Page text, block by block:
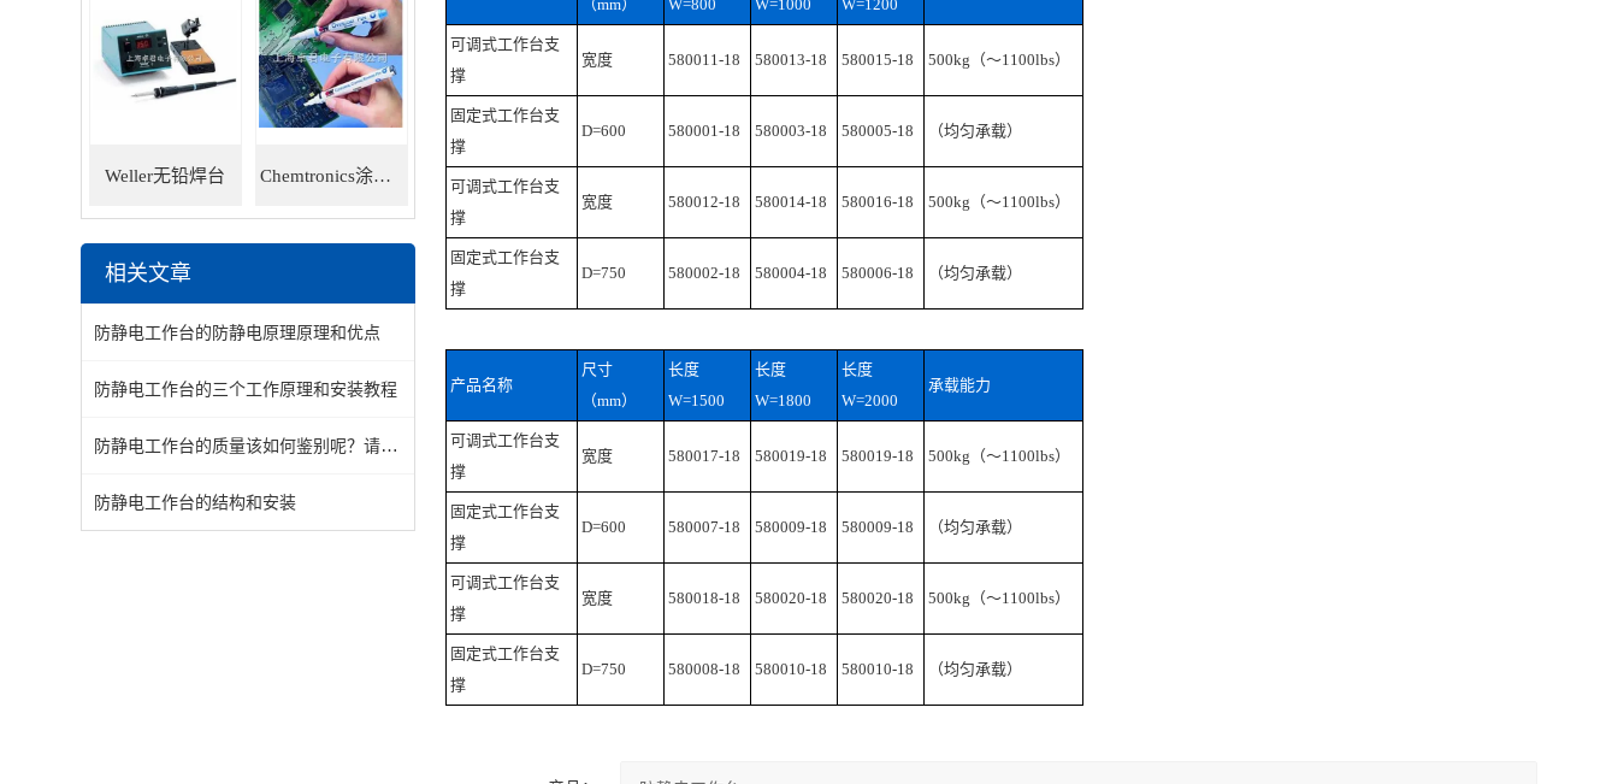
Weller无铅焊台 Chemtronics涂层笔
相关文章
防静电工作台的防静电原理原理和优点
防静电工作台的三个工作原理和安装教程
防静电工作台的质量该如何鉴别呢？请看这里
防静电工作台的结构和安装
（mm）
W=800
W=1000
W=1200
可调式工作台支
撑
宽度 580011-18 580013-18 580015-18 500kg（～1100lbs）
固定式工作台支
撑
D=600 580001-18 580003-18 580005-18 （均匀承载）
可调式工作台支
撑
宽度 580012-18 580014-18 580016-18 500kg（～1100lbs）
固定式工作台支
撑
D=750 580002-18 580004-18 580006-18 （均匀承载）
产品名称
尺寸
（mm）
长度
W=1500
长度
W=1800
长度
W=2000
承载能力
可调式工作台支
撑
宽度 580017-18 580019-18 580019-18 500kg（～1100lbs）
固定式工作台支
撑
D=600 580007-18 580009-18 580009-18 （均匀承载）
可调式工作台支
撑
宽度 580018-18 580020-18 580020-18 500kg（～1100lbs）
固定式工作台支
撑
D=750 580008-18 580010-18 580010-18 （均匀承载）